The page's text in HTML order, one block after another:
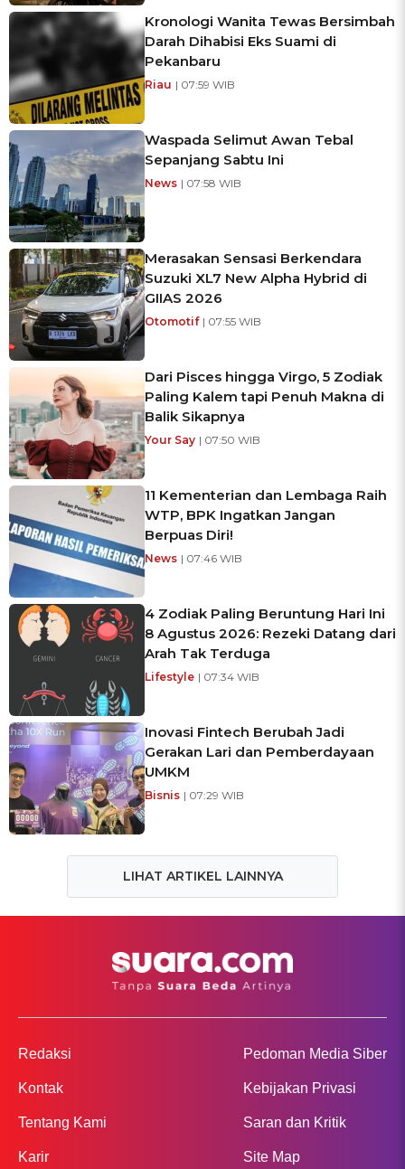
Kronologi Wanita Tewas Bersimbah
Darah Dihabisi Eks Suami di
Pekanbaru
Riau | 07:59 WIB
Waspada Selimut Awan Tebal
Sepanjang Sabtu Ini
News | 07:58 WIB
Merasakan Sensasi Berkendara
Suzuki XL7 New Alpha Hybrid di
GIIAS 2026
Otomotif | 07:55 WIB
Dari Pisces hingga Virgo, 5 Zodiak
Paling Kalem tapi Penuh Makna di
Balik Sikapnya
Your Say | 07:50 WIB
11 Kementerian dan Lembaga Raih
WTP, BPK Ingatkan Jangan
Berpuas Diri!
News | 07:46 WIB
4 Zodiak Paling Beruntung Hari Ini
8 Agustus 2026: Rezeki Datang dari
Arah Tak Terduga
Lifestyle | 07:34 WIB
Inovasi Fintech Berubah Jadi
Gerakan Lari dan Pemberdayaan
UMKM
Bisnis | 07:29 WIB
LIHAT ARTIKEL LAINNYA
Redaksi
Kontak
Tentang Kami
Karir
Pedoman Media Siber
Kebijakan Privasi
Saran dan Kritik
Site Map